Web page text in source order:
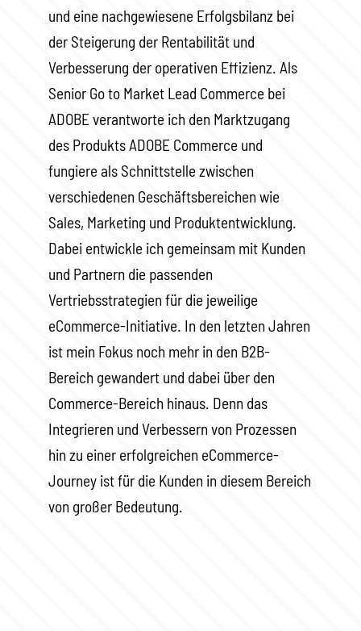
und eine nachgewiesene Erfolgsbilanz bei
der Steigerung der Rentabilität und
Verbesserung der operativen Effizienz. Als
Senior Go to Market Lead Commerce bei
ADOBE verantworte ich den Marktzugang
des Produkts ADOBE Commerce und
fungiere als Schnittstelle zwischen
verschiedenen Geschäftsbereichen wie
Sales, Marketing und Produktentwicklung.
Dabei entwickle ich gemeinsam mit Kunden
und Partnern die passenden
Vertriebsstrategien für die jeweilige
eCommerce-Initiative. In den letzten Jahren
ist mein Fokus noch mehr in den B2B-
Bereich gewandert und dabei über den
Commerce-Bereich hinaus. Denn das
Integrieren und Verbessern von Prozessen
hin zu einer erfolgreichen eCommerce-
Journey ist für die Kunden in diesem Bereich
von großer Bedeutung.